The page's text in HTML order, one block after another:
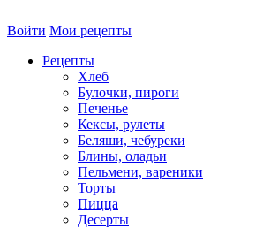
Войти Мои рецепты
Рецепты
Хлеб
Булочки, пироги
Печенье
Кексы, рулеты
Беляши, чебуреки
Блины, оладьи
Пельмени, вареники
Торты
Пицца
Десерты